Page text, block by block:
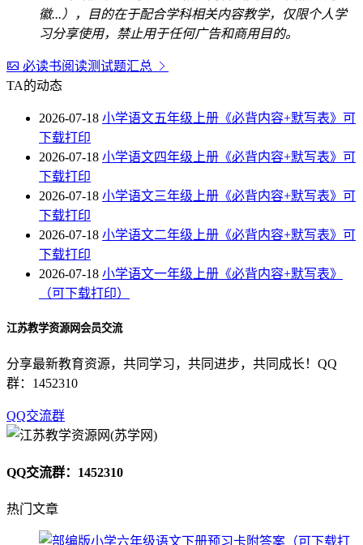
徽...），目的在于配合学科相关内容教学，仅限个人学
习分享使用，禁止用于任何广告和商用目的。
必读书阅读测试题汇总
TA的动态
2026-07-18 小学语文五年级上册《必背内容+默写表》可
下载打印
2026-07-18 小学语文四年级上册《必背内容+默写表》可
下载打印
2026-07-18 小学语文三年级上册《必背内容+默写表》可
下载打印
2026-07-18 小学语文二年级上册《必背内容+默写表》可
下载打印
2026-07-18 小学语文一年级上册《必背内容+默写表》
（可下载打印）
江苏教学资源网会员交流
分享最新教育资源，共同学习，共同进步，共同成长！QQ
群：1452310
QQ交流群
QQ交流群：1452310
热门文章